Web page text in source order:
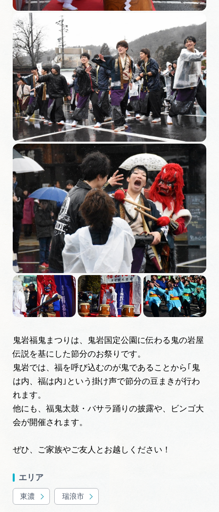
岐阜県アウトドア観光キャンペーン
岐阜県まるごと観光エリアガイド
岐阜県観光データベース
旅行会社・観光事業者の皆様へ
フォトライブラリー
動画ライブラリー
お問い合わせ
運営組織
広告掲載
サイトポリシー
鬼岩福鬼まつりは、鬼岩国定公園に伝わる鬼の岩屋
伝説を基にした節分のお祭りです。
鬼岩では、福を呼び込むのが鬼であることから｢鬼
は内、福は内｣という掛け声で節分の豆まきが行わ
れます。
他にも、福鬼太鼓・バサラ踊りの披露や、ビンゴ大
会が開催されます。
ぜひ、ご家族やご友人とお越しください！
エリア
東濃 瑞浪市